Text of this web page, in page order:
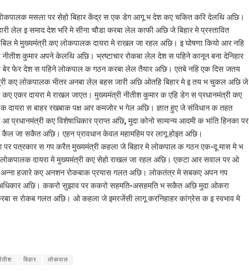
मसला पर सेहो बिहार केंद्र स एक डेग आगू भ देश कए चकित करि देलथि अछि।
लेल इ समाद देश भरि मे सीना चौडा करबा लेल काफी अछि जे बिहार मे प्रस्‍तावित
मे मुख्यमंत्री कए लोकपालक दायरा मे राखल जा रहल अछि। इ घोषणा कियो आर नहि
नीतीश कुमार अपने केलथि अछि। भ्रष्‍टाचार रोकबा लेल देश स पहिने कानून बना देनिहार
बेर फेर देश स पहिने लोकपाल क गठन करबा लेल तैयार अछि। एतबे नहि एक दिस जतय
कए लोकपालक भीतर अनबा लेल बहस जारी अछि ओतहि बिहार मे इ तय भ चुकल अछि जे
कए एकर दायरा मे राखल जाएत। मुख्‍यमंत्री नीतीश कुमार क एहि डेग स प्रधानमंत्री कए
दायरा स बाहर रखबाक पक्ष आर कमजोर भ गेल अछि। ज्ञात हुए जे संविधान क तहत
प्रधानमंत्री कए विशेषाधिकार प्राप्त अछि, मुदा कोनो सामान्य आदमी क भांति हिनका पर
जा सकैत अछि। एहन प्रावधान केवल महामहिम पर लागू होइत अछि।
पर पत्रकार स गप करैत मुख्‍यमंत्री कहला जे बिहार मे लोकपाल क गठन एक-दू मास मे भ
दायरा मे मुख्‍यमंत्री कए सेहो राखल जा रहल अछि। एकटा आर सवाल पर ओ
हजारे कए अनशन रोकबाक प्रयास गलत अछि। लोकतंत्र मे सबकए अपन गप
अछि। ककरो सुझाव पर ककरो सहमति-असहमति भ सकैत अछि मुदा ओकरा
स रोकब गलत अछि। ओ कहला जे इमरजेंसी लागू करनिहाहर कांग्रेस क इ स्वभाव मे
बिहार लोकपाल